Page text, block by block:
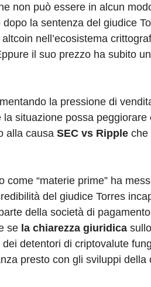
non può essere in alcun
la sentenza del giudice
nell’ecosistema
il suo prezzo ha subito
la pressione di
situazione possa peggiorare
alla causa SEC vs Ripple che
“materie prime” ha
del giudice Torres
della società di
se la chiarezza giuridica
detentori di criptovalute
presto con gli sviluppi della